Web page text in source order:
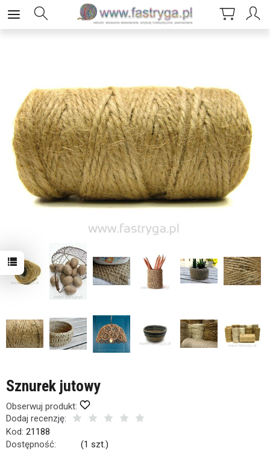
Sznurek jutowy
Obserwuj produkt:
Dodaj recenzję:
Kod: 21188
Dostępność:
(1 szt.)